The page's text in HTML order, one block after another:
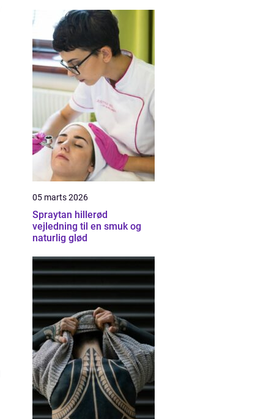
05 marts 2026
Spraytan hillerød
vejledning til en smuk og
naturlig glød